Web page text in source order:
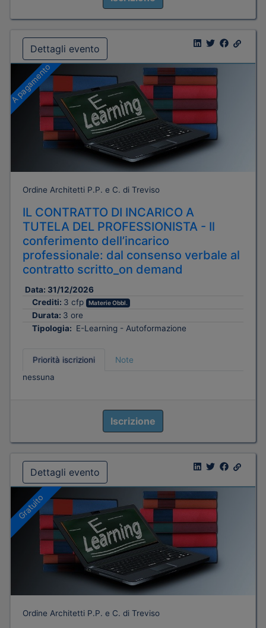
Dettagli evento
A pagamento
Ordine Architetti P.P. e C. di Treviso
IL CONTRATTO DI INCARICO A
TUTELA DEL PROFESSIONISTA - Il
conferimento dell’incarico
professionale: dal consenso verbale al
contratto scritto_on demand
Data: 31/12/2026
Crediti: 3 cfp Materie Obbl.
Durata: 3 ore
Tipologia: E-Learning - Autoformazione
Priorità iscrizioni
Note
nessuna
Iscrizione
Dettagli evento
Gratuito
Ordine Architetti P.P. e C. di Treviso